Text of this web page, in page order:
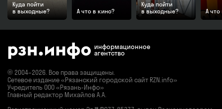
Куда пойти
в выходные?
А что в кино?
Куда пойти
в выходные?
А что
информационное
агентство
© 2004–2026. Все права защищены.
Сетевое издание «Рязанский городской сайт RZN.info»
Учредитель ООО «Рязань-Инфо»
Главный редактор Михайлов А.А.